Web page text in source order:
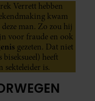
Verrett hebben
kwam
man. Zo zou hij
voor fraude en ook
gezeten. Dat niet
heeft
sekteleider is.